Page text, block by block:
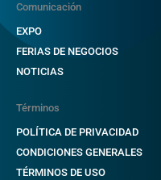
Comunicación
EXPO
FERIAS DE NEGOCIOS
NOTICIAS
Términos
POLÍTICA DE PRIVACIDAD
CONDICIONES GENERALES
TÉRMINOS DE USO